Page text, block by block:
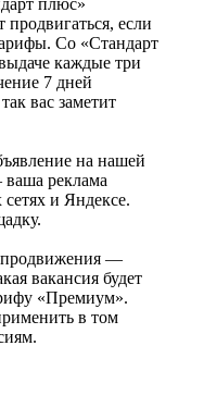
плюс»
если
Со «Стандарт
каждые три
7 дней
вас заметит
на нашей
реклама
и Яндексе.
продвижения —
вакансия будет
«Премиум».
в том